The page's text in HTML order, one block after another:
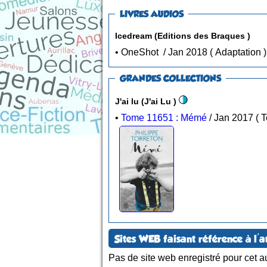
LIVRES AUDIOS
Icedream (Editions des Braques )
• OneShot / Jan 2018 ( Adaptation )
GRANDES COLLECTIONS
J'ai lu (J'ai Lu )
• Tome 11651 : Mémé /
Sites WEB faisant référence à
Pas de site web enregistré pour cet